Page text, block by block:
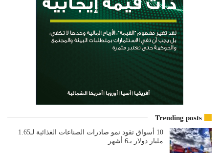
Trending posts
10 أسواق تقود نمو صادرات الصناعات الغذائية لـ1.65
مليار دولار بـ6 أشهر